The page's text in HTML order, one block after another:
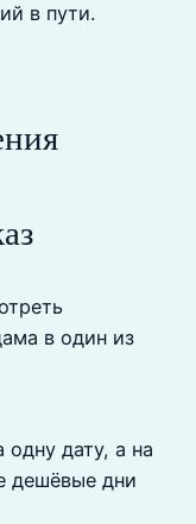
в пути.
в один из
одну дату, а на
дешёвые дни